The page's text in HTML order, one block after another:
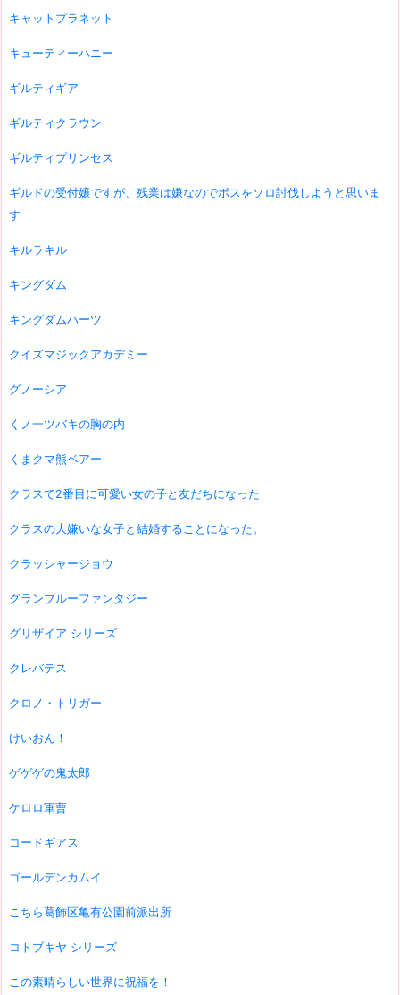
キャットプラネット
キューティーハニー
ギルティギア
ギルティクラウン
ギルティプリンセス
ギルドの受付嬢ですが、残業は嫌なのでボスをソロ討伐しようと思いま
す
キルラキル
キングダム
キングダムハーツ
クイズマジックアカデミー
グノーシア
くノ一ツバキの胸の内
くまクマ熊ベアー
クラスで2番目に可愛い女の子と友だちになった
クラスの大嫌いな女子と結婚することになった。
クラッシャージョウ
グランブルーファンタジー
グリザイア シリーズ
クレバテス
クロノ・トリガー
けいおん！
ゲゲゲの鬼太郎
ケロロ軍曹
コードギアス
ゴールデンカムイ
こちら葛飾区亀有公園前派出所
コトブキヤ シリーズ
この素晴らしい世界に祝福を！